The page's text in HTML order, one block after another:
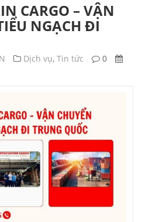
CARGO – VẬN
NGẠCH ĐI
Dịch vụ, Tin tức
0